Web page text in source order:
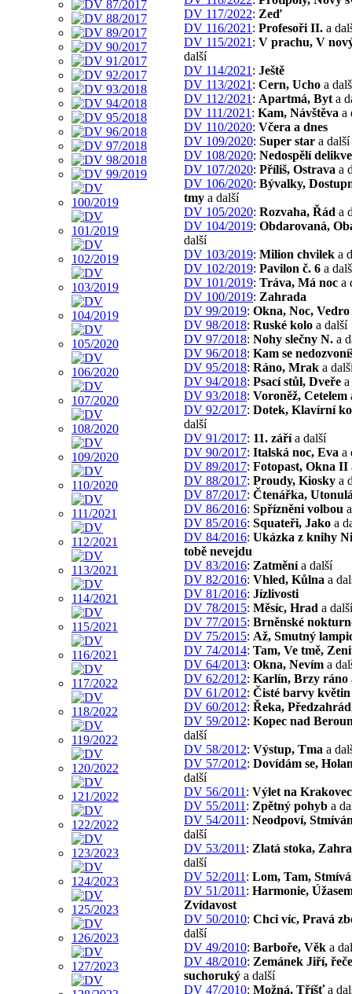
DV 117/2022: Zeď
DV 116/2021 : Profesoři II. a
DV 115/2021 : V prachu, V
další
DV 114/2021 : Ještě
DV 113/2021 : Cern, Ucho a
DV 112/2021 : Apartmá, Byt a
DV 111/2021 : Kam, Návštěva a
DV 110/2020: Včera a dnes
DV 109/2020: Super star a další
DV 108/2020: Nedospělí
DV 107/2020: Příliš, Ostrava a
DV 106/2020: Bývalky,
tmy a další
DV 105/2020: Rozvaha, Řád a
DV 104/2019: Obdarovaná,
další
DV 103/2019: Milion chvilek a
DV 102/2019: Pavilon č. 6 a
DV 101/2019: Tráva, Má noc a
DV 100/2019: Zahrada
DV 99/2019: Okna, Noc, Vedro
DV 98/2018: Ruské kolo a další
DV 97/2018: Nohy slečny N. a
DV 96/2018: Kam se
DV 95/2018: Ráno, Mrak a
DV 94/2018: Psací stůl, Dveře
DV 93/2018: Voroněž, Cetelem
DV 92/2017: Dotek, Klavírní
další
DV 91/2017: 11. zářía další
DV 90/2017: Italská noc, Eva a
DV 89/2017: Fotopast, Okna II
DV 88/2017: Proudy, Kiosky a
DV 87/2017: Čtenářka,
DV 86/2016: Spřízněni volbou
DV 85/2016: Squateři, Jako a
DV 84/2016: Ukázka z knihy
tobě nevejdu
DV 83/2016: Zatměnía další
DV 82/2016: Vhled, Kůlna a
DV 81/2016: Jízlivosti
DV 78/2015: Měsíc, Hrad a další
DV 77/2015: Brněnské
DV 75/2015: Až, Smutný
DV 74/2014: Tam, Ve tmě,
DV 64/2013: Okna, Nevím a
DV 62/2012: Karlín, Brzy ráno
DV 61/2012: Čisté barvy květin
DV 60/2012: Řeka,
DV 59/2012: Kopec nad
další
DV 58/2012: Výstup, Tma a
DV 57/2012: Dovídám se,
další
DV 56/2011 : Výlet na Krakovec
DV 55/2011 : Zpětný pohyb a
DV 54/2011 : Neodpoví,
další
DV 53/2011 : Zlatá stoka,
další
DV 52/2011 : Lom, Tam,
DV 51/2011 : Harmonie,
Zvídavost
DV 50/2010: Chci víc, Pravá
další
DV 49/2010: Barboře, Věk a
DV 48/2010: Zemánek Jiří,
suchoruký a další
DV 47/2010: Možná, Tříšťa